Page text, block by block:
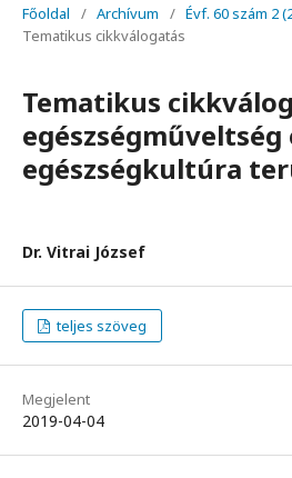
Főoldal / Archívum / Évf. 60 szám 2
Tematikus cikkválogatás
Tematikus
egészségműveltség
egészségkultúra
Dr. Vitrai József
teljes szöveg
Megjelent
2019-04-04